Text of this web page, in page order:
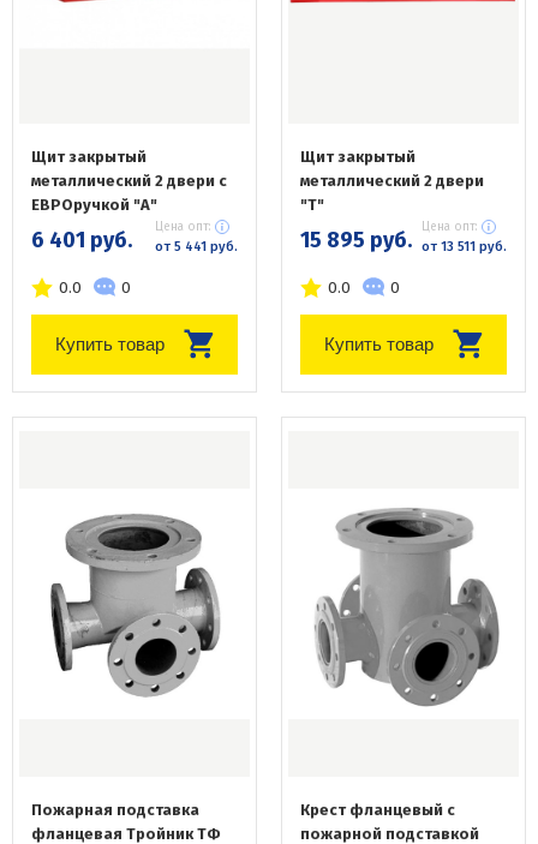
Щит закрытый
металлический 2 двери с
ЕВРОручкой "А"
6 401 руб. Цена опт:
от 5 441 руб.
0.0 0
Купить товар
Щит закрытый
металлический 2 двери
"Т"
15 895 руб. Цена опт:
от 13 511 руб.
0.0 0
Купить товар
Пожарная подставка
фланцевая Тройник ТФ
Крест фланцевый с
пожарной подставкой